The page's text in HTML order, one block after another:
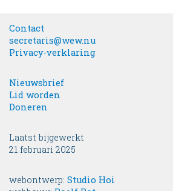
Contact
secretaris@wew.nu
Privacy-verklaring
Nieuwsbrief
Lid worden
Doneren
Laatst bijgewerkt
21 februari 2025
webontwerp: Studio Hoi